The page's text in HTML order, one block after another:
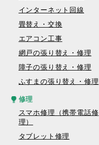
インターネット回線
畳替え・交換
エアコン工事
網戸の張り替え・修理
障子の張り替え・修理
ふすまの張り替え・修理
修理
スマホ修理（携帯電話修
理）
タブレット修理